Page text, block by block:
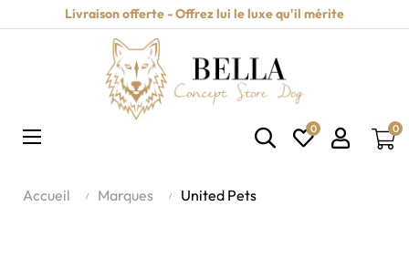
Livraison offerte - Offrez lui le luxe qu'il mérite
Basculer
☰ 0 0
Accueil Marques United Pets